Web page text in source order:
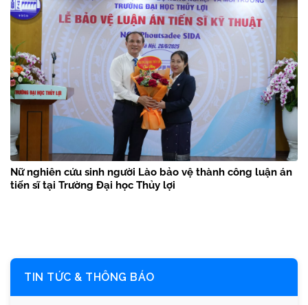
Nữ nghiên cứu sinh người Lào bảo vệ thành công luận án
tiến sĩ tại Trường Đại học Thủy lợi
TIN TỨC & THÔNG BÁO